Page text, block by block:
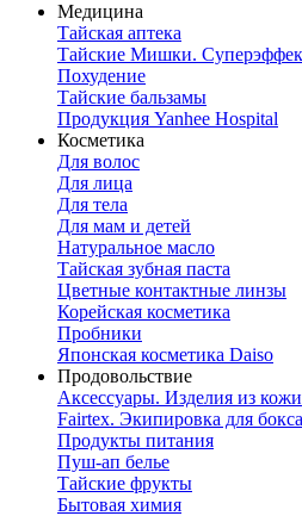
Медицина
Тайская аптека
Тайские Мишки.
Похудение
Тайские бальзамы
Продукция Yanhee Hospital
Косметика
Для волос
Для лица
Для тела
Для мам и детей
Натуральное масло
Тайская зубная паста
Цветные контактные линзы
Корейская косметика
Пробники
Японская косметика Daiso
Продовольствие
Аксессуары. Изделия из кожи
Fairtex. Экипировка для бокса
Продукты питания
Пуш-ап белье
Тайские фрукты
Бытовая химия